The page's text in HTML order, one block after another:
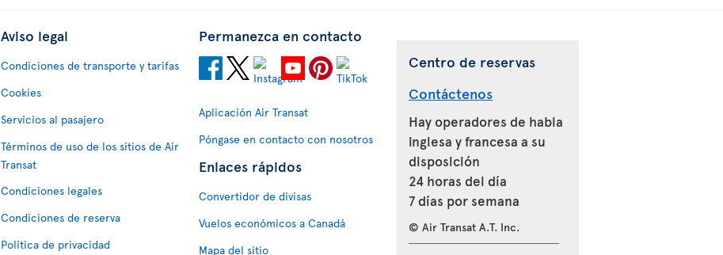
Aviso legal
Condiciones de transporte y tarifas
Cookies
Servicios al pasajero
Términos de uso de los sitios de Air
Transat
Condiciones legales
Condiciones de reserva
Política de privacidad
Permanezca en contacto
Aplicación Air Transat
Póngase en contacto con nosotros
Enlaces rápidos
Convertidor de divisas
Vuelos económicos a Canadá
Mapa del sitio
Centro de reservas
Contáctenos
Hay operadores de habla
inglesa y francesa a su
disposición
24 horas del día
7 días por semana
© Air Transat A.T. Inc.